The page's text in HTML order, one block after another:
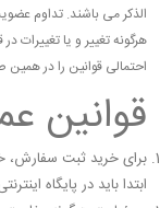
الذکر می باشند. تداوم
هرگونه تغییر و یا تغییرات
احتمالی قوانین را در
قوانین
برای خرید ثبت سفارش،
ابتدا باید در پایگاه